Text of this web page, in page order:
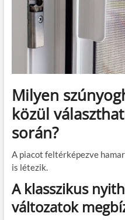
Milyen
közül
során?
A piacot feltérképezve
is létezik.
A klasszikus
változatok